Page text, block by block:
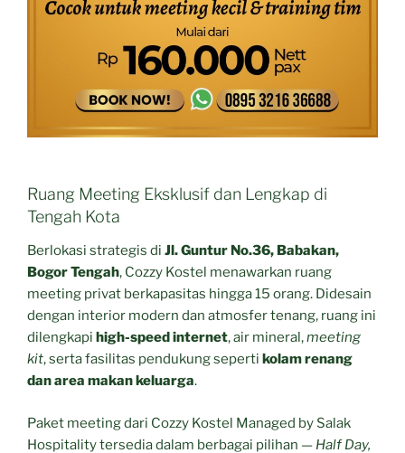
Ruang Meeting Eksklusif dan Lengkap di
Tengah Kota
Berlokasi strategis di Jl. Guntur No.36, Babakan,
Bogor Tengah, Cozzy Kostel menawarkan ruang
meeting privat berkapasitas hingga 15 orang. Didesain
dengan interior modern dan atmosfer tenang, ruang ini
dilengkapi high-speed internet, air mineral,meeting
kit, serta fasilitas pendukung seperti kolam renang
dan area makan keluarga.
Paket meeting dari Cozzy Kostel Managed by Salak
Hospitality tersedia dalam berbagai pilihan — Half Day,